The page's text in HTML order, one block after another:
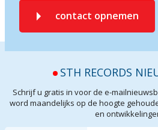
contact opnemen
STH RECORDS
Schrijf u gratis in voor de e-
word maandelijks op de hoogte
en